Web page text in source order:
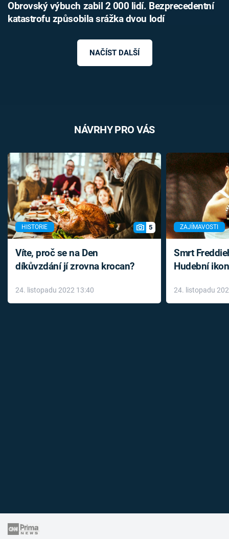
Obrovský výbuch zabil 2 000 lidí. Bezprecedentní
katastrofu způsobila srážka dvou lodí
NAČÍST DALŠÍ
NÁVRHY PRO VÁS
HISTORIE 5
Víte, proč se na Den
díkůvzdání jí zrovna krocan?
24. listopadu 2022 13:40
ZAJÍMAVOSTI
Smrt
Hudební
léky
24. listopadu